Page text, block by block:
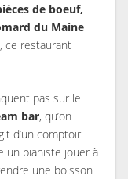
de boeuf,
du Maine
ce restaurant
pas sur le
bar, qu’on
d’un comptoir
un pianiste jouer à
une boisson